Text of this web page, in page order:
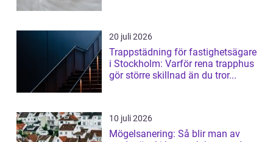
20 juli 2026
Trappstädning för fastighetsägare
i Stockholm: Varför rena trapphus
gör större skillnad än du tror...
10 juli 2026
Mögelsanering: Så blir man av